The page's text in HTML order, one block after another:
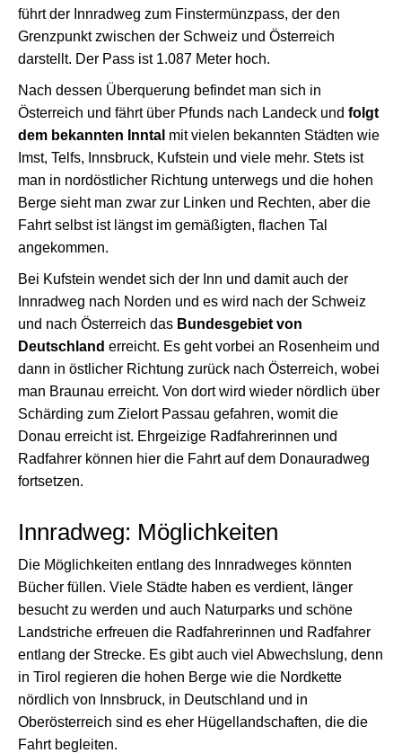
führt der Innradweg zum Finstermünzpass, der den
Grenzpunkt zwischen der Schweiz und Österreich
darstellt. Der Pass ist 1.087 Meter hoch.
Nach dessen Überquerung befindet man sich in
Österreich und fährt über Pfunds nach Landeck und folgt
dem bekannten Inntal mit vielen bekannten Städten wie
Imst, Telfs, Innsbruck, Kufstein und viele mehr. Stets ist
man in nordöstlicher Richtung unterwegs und die hohen
Berge sieht man zwar zur Linken und Rechten, aber die
Fahrt selbst ist längst im gemäßigten, flachen Tal
angekommen.
Bei Kufstein wendet sich der Inn und damit auch der
Innradweg nach Norden und es wird nach der Schweiz
und nach Österreich das Bundesgebiet von
Deutschland erreicht. Es geht vorbei an Rosenheim und
dann in östlicher Richtung zurück nach Österreich, wobei
man Braunau erreicht. Von dort wird wieder nördlich über
Schärding zum Zielort Passau gefahren, womit die
Donau erreicht ist. Ehrgeizige Radfahrerinnen und
Radfahrer können hier die Fahrt auf dem Donauradweg
fortsetzen.
Innradweg: Möglichkeiten
Die Möglichkeiten entlang des Innradweges könnten
Bücher füllen. Viele Städte haben es verdient, länger
besucht zu werden und auch Naturparks und schöne
Landstriche erfreuen die Radfahrerinnen und Radfahrer
entlang der Strecke. Es gibt auch viel Abwechslung, denn
in Tirol regieren die hohen Berge wie die Nordkette
nördlich von Innsbruck, in Deutschland und in
Oberösterreich sind es eher Hügellandschaften, die die
Fahrt begleiten.